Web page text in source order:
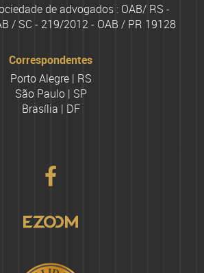
de advogados : OAB/ RS -
/ SC - 219/2012 - OAB / PR 19128
Correspondentes
Porto Alegre | RS
São Paulo | SP
Brasília | DF